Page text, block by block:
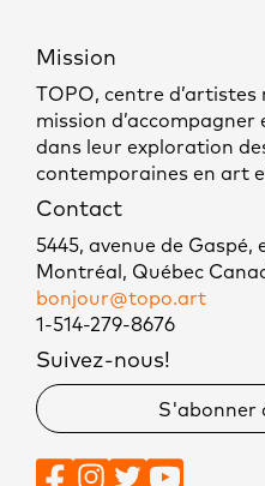
Mission
TOPO, centre
mission
dans leur exploration
contemporaines en art
Contact
5445, avenue de Gaspé,
Montréal, Québec
bonjour@topo.art
1-514-279-8676
Suivez-nous!
S'abonner